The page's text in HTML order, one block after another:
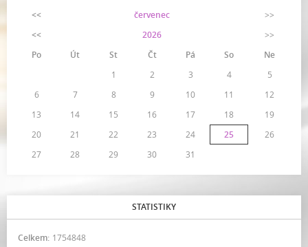
<< červenec
>>
<<
2026
>>
Po
Út St Čt Pá So
Ne
1
2 3 4
5
6
7 8 9 10 11
12
13
14 15 16 17 18
19
20
21 22 23 24 25
26
27
28 29 30 31
STATISTIKY
Celkem: 1754848